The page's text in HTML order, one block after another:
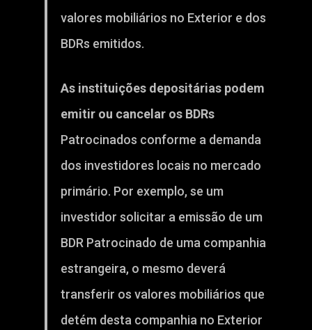
valores mobiliários no Exterior e dos
BDRs emitidos.
As instituições depositárias podem
emitir ou cancelar os BDRs
Patrocinados conforme a demanda
dos investidores locais no mercado
primário. Por exemplo, se um
investidor solicitar a emissão de um
BDR Patrocinado de uma companhia
estrangeira, o mesmo deverá
transferir os valores mobiliários que
detém desta companhia no Exterior